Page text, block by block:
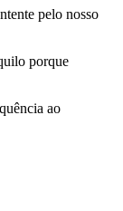
pelo nosso
porque
ao